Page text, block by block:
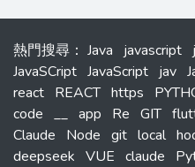
熱門搜尋 ： Java javascript
JavaSCript JavaScript jav
react REACT https
code __ app Re GIT
Claude
Node git local
deepseek VUE claude